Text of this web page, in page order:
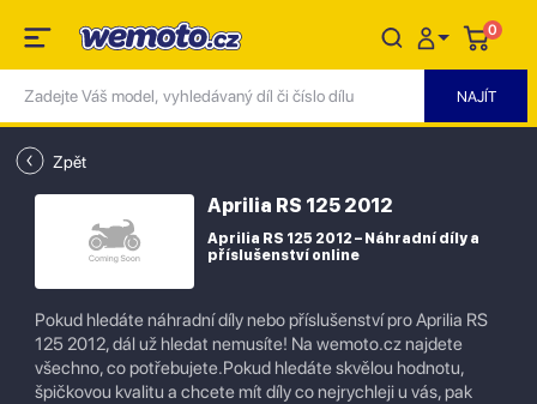
0
Zpět
Aprilia RS 125 2012
Aprilia RS 125 2012 – Náhradní díly a
příslušenství online
Pokud hledáte náhradní díly nebo příslušenství pro Aprilia RS
125 2012, dál už hledat nemusíte! Na wemoto.cz najdete
všechno, co potřebujete.Pokud hledáte skvělou hodnotu,
špičkovou kvalitu a chcete mít díly co nejrychleji u vás, pak